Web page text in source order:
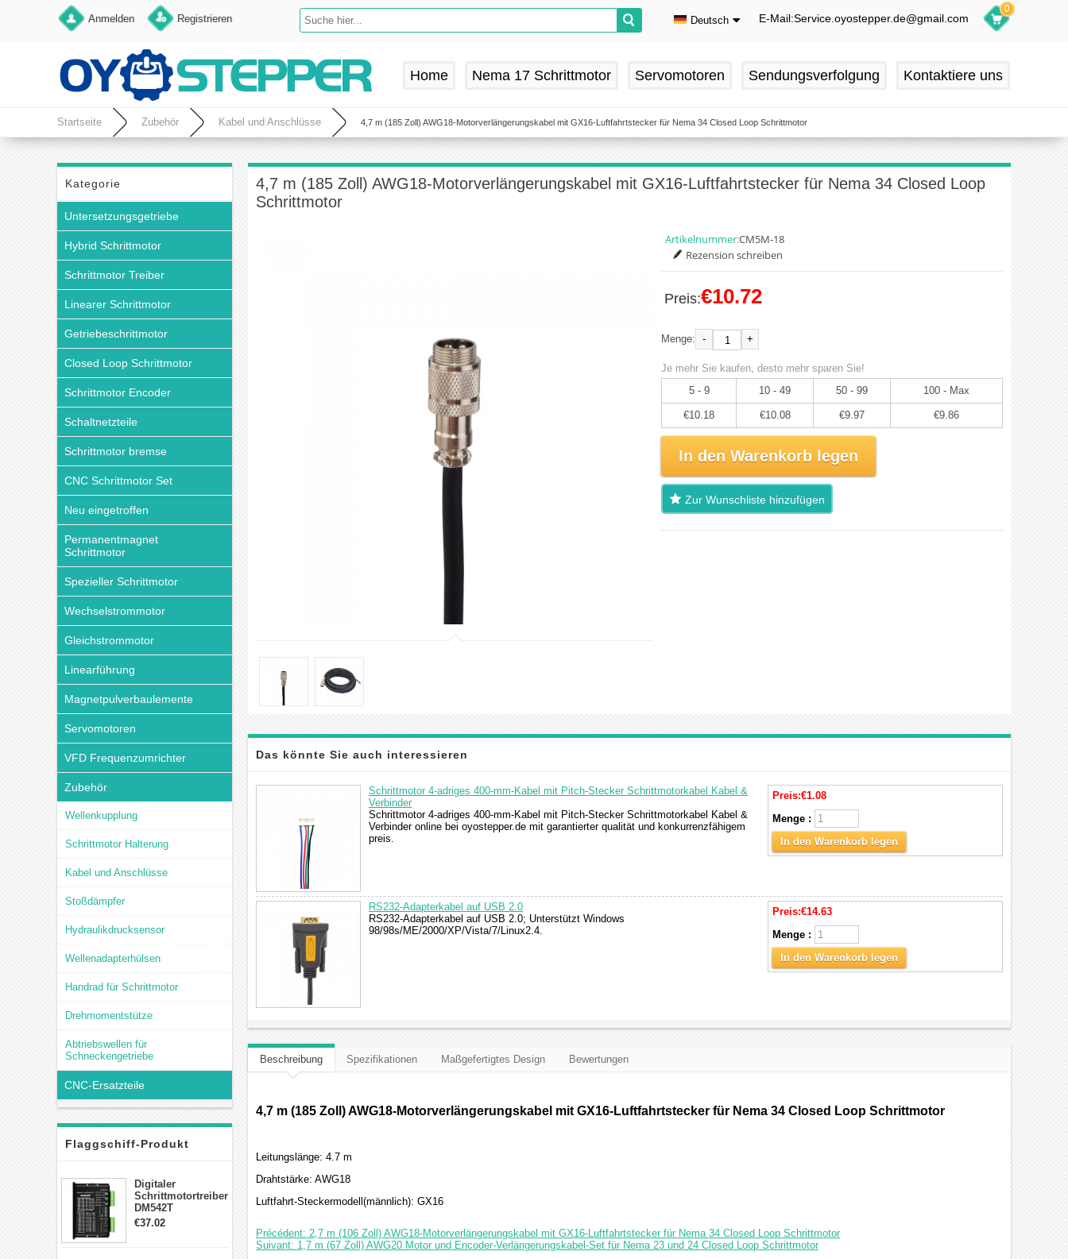
Anmelden Registrieren Deutsch
Deutsch
Español
E-Mail:Service.oyostepper.de@gmail.com
0
Home Nema 17 Schrittmotor Servomotoren Sendungsverfolgung Kontaktiere uns
Startseite Zubehör Kabel und Anschlüsse 4,7 m (185 Zoll) AWG18-Motorverlängerungskabel mit GX16-Luftfahrtstecker für Nema 34 Closed Loop Schrittmotor
Kategorie
Untersetzungsgetriebe
Hybrid Schrittmotor
Schrittmotor Treiber
Linearer Schrittmotor
Getriebeschrittmotor
Closed Loop Schrittmotor
Schrittmotor Encoder
Schaltnetzteile
Schrittmotor bremse
CNC Schrittmotor Set
Neu eingetroffen
Permanentmagnet
Schrittmotor
Spezieller Schrittmotor
Wechselstrommotor
Gleichstrommotor
Linearführung
Magnetpulverbaulemente
Servomotoren
VFD Frequenzumrichter
Zubehör
Wellenkupplung
Schrittmotor Halterung
Kabel und Anschlüsse
Stoßdämpfer
Hydraulikdrucksensor
Wellenadapterhülsen
Handrad für Schrittmotor
Drehmomentstütze
Abtriebswellen für
Schneckengetriebe
CNC-Ersatzteile
Flaggschiff-Produkt
Digitaler
Schrittmotortreiber
DM542T
Schrittmotor
€37.02
4,7 m (185 Zoll) AWG18-Motorverlängerungskabel mit GX16-Luftfahrtstecker für Nema 34 Closed Loop
Schrittmotor
Artikelnummer:CM5M-18
Rezension schreiben
Preis:€10.72
Menge: - +
Je mehr Sie kaufen, desto mehr sparen Sie!
5 - 9
10 - 49 50 - 99 100 - Max
€10.18 €10.08 €9.97 €9.86
In den Warenkorb legen
Zur Wunschliste hinzufügen
Das könnte Sie auch interessieren
Schrittmotor 4-adriges 400-mm-Kabel mit Pitch-Stecker Schrittmotorkabel Kabel &
Verbinder
Schrittmotor 4-adriges 400-mm-Kabel mit Pitch-Stecker Schrittmotorkabel Kabel &
Verbinder online bei oyostepper.de mit garantierter qualität und konkurrenzfähigem
preis.
Preis:€1.08
Menge :
In den Warenkorb legen
RS232-Adapterkabel auf USB 2.0
RS232-Adapterkabel auf USB 2.0; Unterstützt Windows
98/98s/ME/2000/XP/Vista/7/Linux2.4.
Preis:€14.63
Menge :
In den Warenkorb legen
Beschreibung Spezifikationen Maßgefertigtes Design Bewertungen
4,7 m (185 Zoll) AWG18-Motorverlängerungskabel mit GX16-Luftfahrtstecker für Nema 34 Closed Loop Schrittmotor
Leitungslänge: 4.7 m
Drahtstärke: AWG18
Luftfahrt-Steckermodell(männlich): GX16
Précédent: 2,7 m (106 Zoll) AWG18-Motorverlängerungskabel mit GX16-Luftfahrtstecker für Nema 34 Closed Loop Schrittmotor
Suivant: 1,7 m (67 Zoll) AWG20 Motor und Encoder-Verlängerungskabel-Set für Nema 23 und 24 Closed Loop Schrittmotor